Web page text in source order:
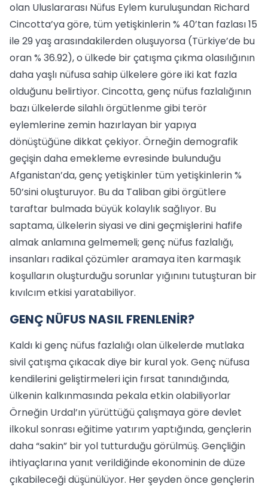
olan Uluslararası Nüfus Eylem kuruluşundan Richard
Cincotta’ya göre, tüm yetişkinlerin % 40’tan fazlası 15
ile 29 yaş arasındakilerden oluşuyorsa (Türkiye’de bu
oran % 36.92), o ülkede bir çatışma çıkma olasılığının
daha yaşlı nüfusa sahip ülkelere göre iki kat fazla
olduğunu belirtiyor. Cincotta, genç nüfus fazlalığının
bazı ülkelerde silahlı örgütlenme gibi terör
eylemlerine zemin hazırlayan bir yapıya
dönüştüğüne dikkat çekiyor. Örneğin demografik
geçişin daha emekleme evresinde bulunduğu
Afganistan’da, genç yetişkinler tüm yetişkinlerin %
50’sini oluşturuyor. Bu da Taliban gibi örgütlere
taraftar bulmada büyük kolaylık sağlıyor. Bu
saptama, ülkelerin siyasi ve dini geçmişlerini hafife
almak anlamına gelmemeli; genç nüfus fazlalığı,
insanları radikal çözümler aramaya iten karmaşık
koşulların oluşturduğu sorunlar yığınını tutuşturan bir
kıvılcım etkisi yaratabiliyor.
GENÇ NÜFUS NASIL FRENLENİR?
Kaldı ki genç nüfus fazlalığı olan ülkelerde mutlaka
sivil çatışma çıkacak diye bir kural yok. Genç nüfusa
kendilerini geliştirmeleri için fırsat tanındığında,
ülkenin kalkınmasında pekala etkin olabiliyorlar
Örneğin Urdal’ın yürüttüğü çalışmaya göre devlet
ilkokul sonrası eğitime yatırım yaptığında, gençlerin
daha “sakin” bir yol tutturduğu görülmüş. Gençliğin
ihtiyaçlarına yanıt verildiğinde ekonominin de düze
çıkabileceği düşünülüyor. Her şeyden önce gençlerin